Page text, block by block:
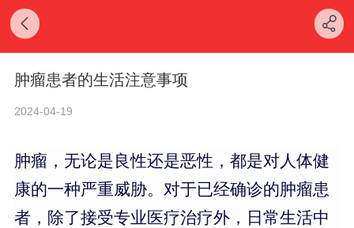
肿瘤患者的生活注意事项
2024-04-19
肿瘤，无论是良性还是恶性，都是对人体健
康的一种严重威胁。对于已经确诊的肿瘤患
者，除了接受专业医疗治疗外，日常生活中